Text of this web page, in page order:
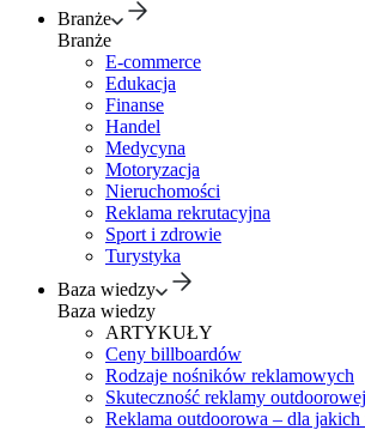
Branże
Branże
E-commerce
Edukacja
Finanse
Handel
Medycyna
Motoryzacja
Nieruchomości
Reklama rekrutacyjna
Sport i zdrowie
Turystyka
Baza wiedzy
Baza wiedzy
ARTYKUŁY
Ceny billboardów
Rodzaje nośników reklamowych
Skuteczność reklamy outdoorowej
Reklama outdoorowa – dla